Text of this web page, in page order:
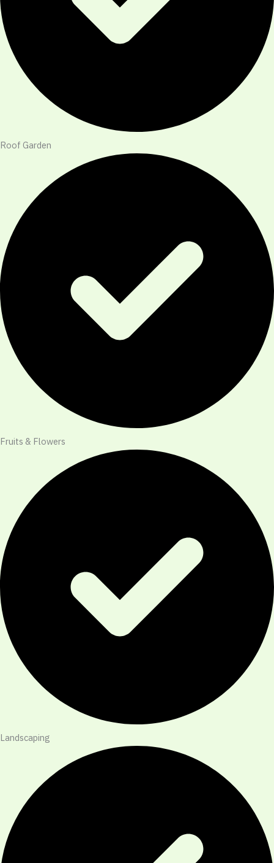
Roof Garden​
Fruits & Flowers​
Landscaping​